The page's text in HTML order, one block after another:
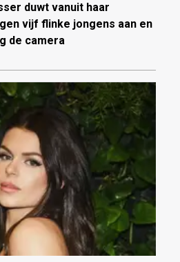
duwt vanuit haar
vijf flinke jongens aan en
de camera